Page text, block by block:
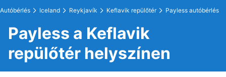
Autóbérlés Iceland Reykjavík Keflavik repülőtér Payless autóbérlés
Payless a Keflavik
repülőtér helyszínen